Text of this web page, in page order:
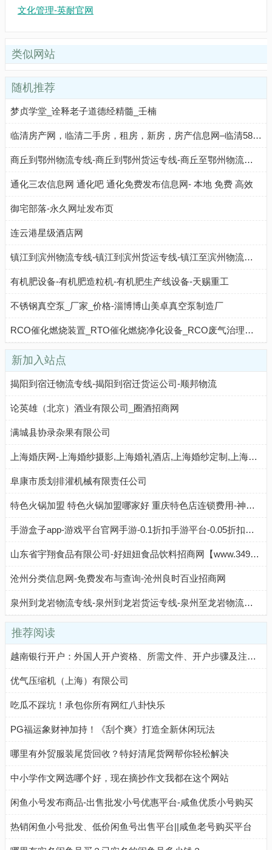
文化管理-英耐官网
类似网站
随机推荐
梦贞学堂_诠释老子道德经精髓_壬楠
临清房产网，临清二手房，租房，新房，房产信息网–临清58安居客
商丘到鄂州物流专线-商丘到鄂州货运专线-商丘至鄂州物流公司-就发物流网
通化三农信息网 通化吧 通化免费发布信息网- 本地 免费 高效
御宅部落-永久网址发布页
连云港星级酒店网
镇江到滨州物流专线-镇江到滨州货运专线-镇江至滨州物流公司-就发物流网
有机肥设备-有机肥造粒机-有机肥生产线设备-天赐重工
不锈钢真空泵_厂家_价格-淄博博山美卓真空泵制造厂
RCO催化燃烧装置_RTO催化燃烧净化设备_RCO废气治理厂家-山东本蓝环保设备科技有限公司
新加入站点
揭阳到宿迁物流专线-揭阳到宿迁货运公司-顺邦物流
论英雄（北京）酒业有限公司_圈酒招商网
满城县协录杂果有限公司
上海婚庆网-上海婚纱摄影,上海婚礼酒店,上海婚纱定制,上海婚礼跟拍,上海婚礼策划,上海婚庆公司
阜康市质划排灌机械有限责任公司
特色火锅加盟 特色火锅加盟哪家好 重庆特色店连锁费用-神州加盟网
手游盒子app-游戏平台官网手游-0.1折扣手游平台-0.05折扣手游-Q友之家
山东省宇翔食品有限公司-好妞妞食品饮料招商网【www.3490.CN】
沧州分类信息网-免费发布与查询-沧州良时百业招商网
泉州到龙岩物流专线-泉州到龙岩货运专线-泉州至龙岩物流公司-就发物流网
推荐阅读
越南银行开户：外国人开户资格、所需文件、开户步骤及注意事项
优气压缩机（上海）有限公司
吃瓜不踩坑！承包你所有网红八卦快乐
PG福运象财神加持！《刮个爽》打造全新休闲玩法
哪里有外贸服装尾货回收？特好清尾货网帮你轻松解决
中小学作文网选哪个好，现在摘抄作文我都在这个网站
闲鱼小号发布商品-出售批发小号优惠平台-咸鱼优质小号购买
热销闲鱼小号批发、低价闲鱼号出售平台||咸鱼老号购买平台